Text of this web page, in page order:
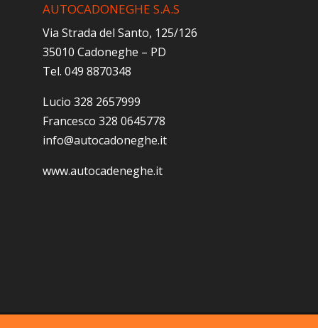
AUTOCADONEGHE S.A.S
Via Strada del Santo, 125/126
35010 Cadoneghe – PD
Tel. 049 8870348
Lucio 328 2657999
Francesco 328 0645778
info@autocadoneghe.it
www.autocadeneghe.it